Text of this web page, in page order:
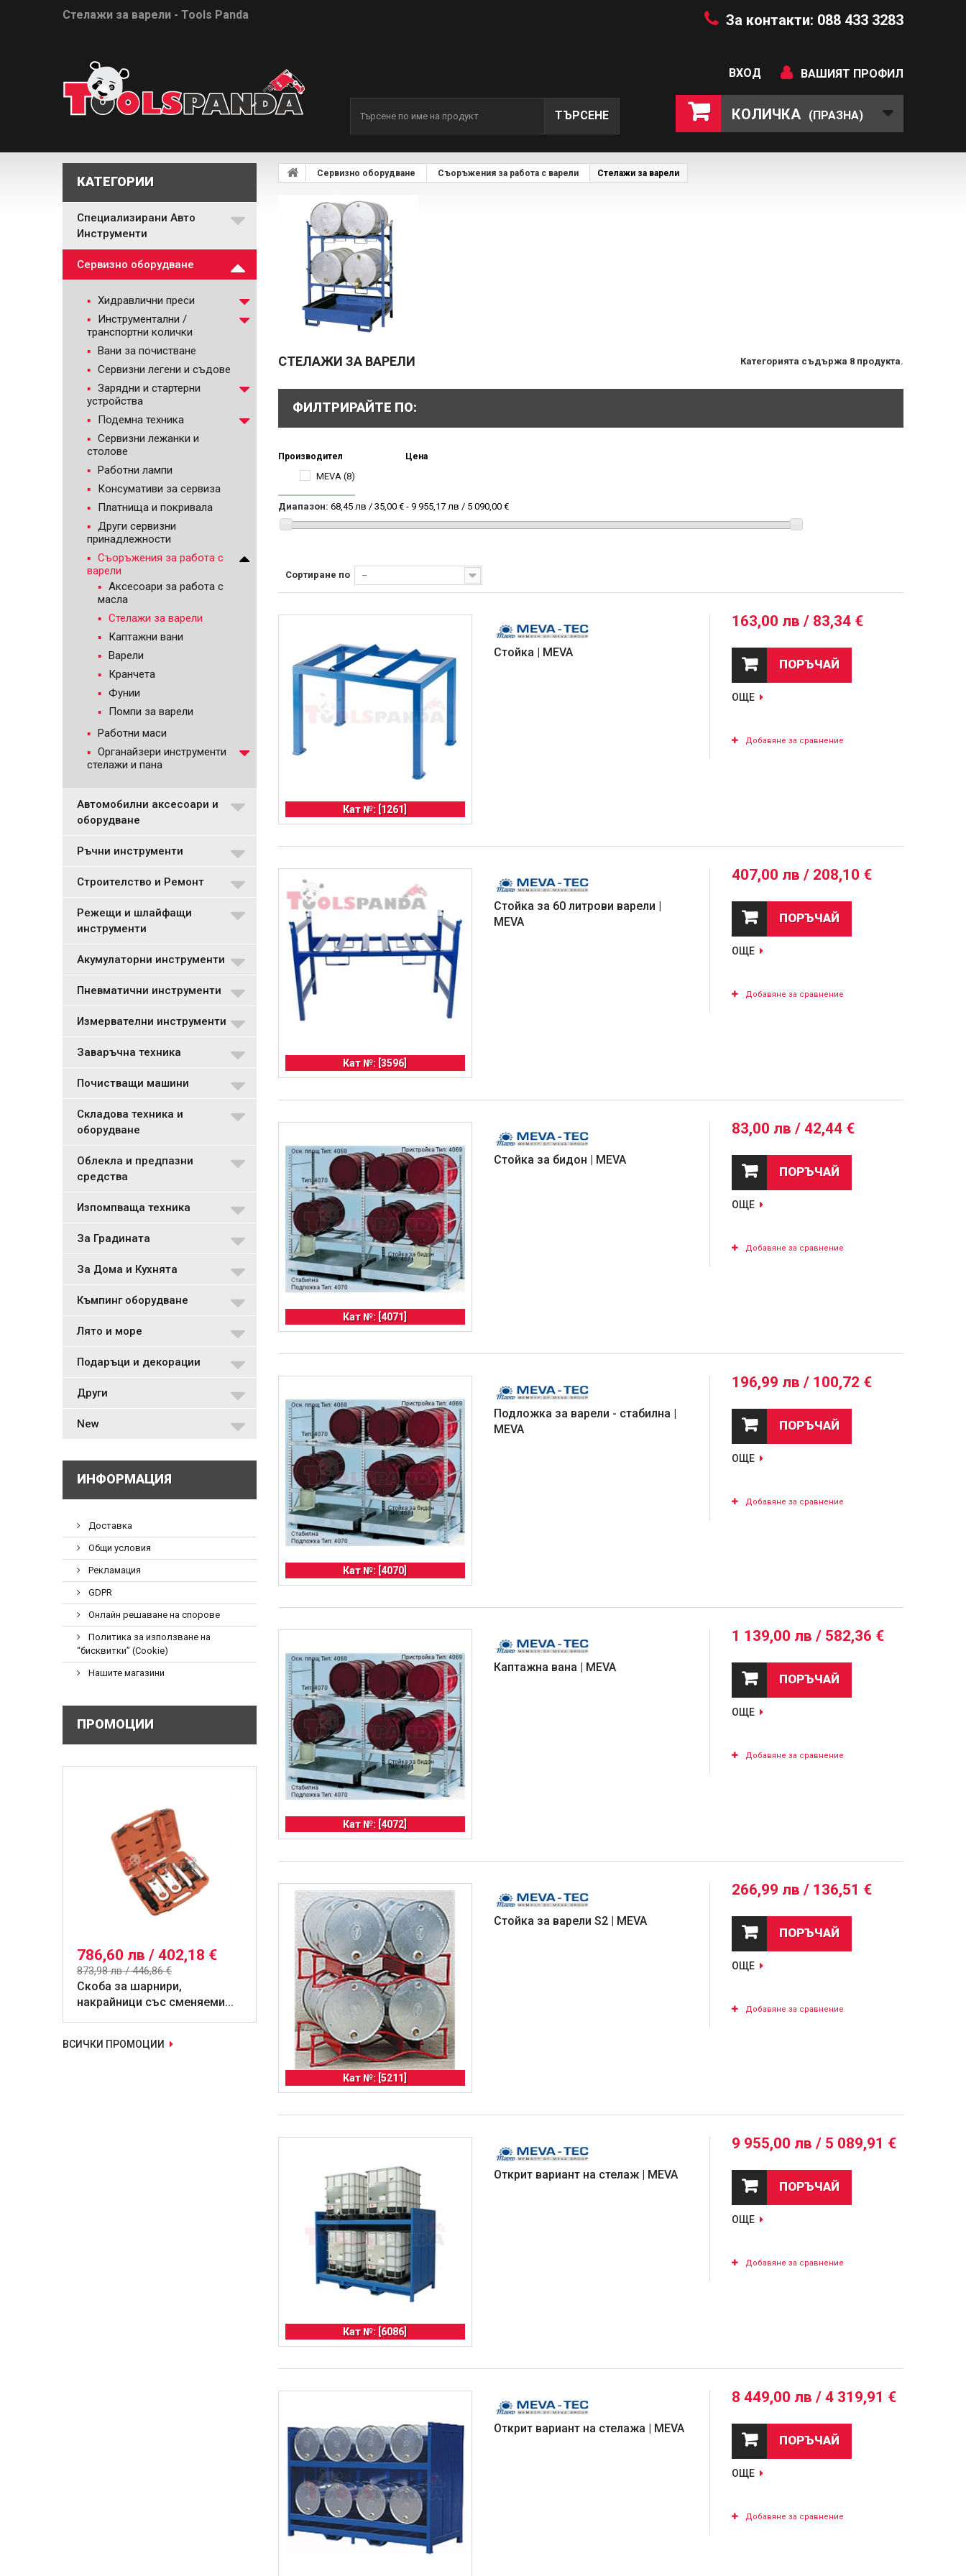
Стелажи за варели - Tools Panda За контакти: 088 433 3283
ВАШИЯТ ПРОФИЛ
ВХОД
КОЛИЧКА (ПРАЗНА)
ТЪРСЕНЕ
КАТЕГОРИИ
Специализирани Авто
Инструменти
Сервизно оборудване
Хидравлични преси
Инструментални /
транспортни колички
Вани за почистване
Сервизни легени и съдове
Зарядни и стартерни
устройства
Подемна техника
Сервизни лежанки и
столове
Работни лампи
Консумативи за сервиза
Платнища и покривала
Други сервизни
принадлежности
Съоръжения за работа с
варели
Аксесоари за работа с
масла
Стелажи за варели
Каптажни вани
Варели
Кранчета
Фунии
Помпи за варели
Работни маси
Органайзери инструменти
стелажи и пана
Автомобилни аксесоари и
оборудване
Ръчни инструменти
Строителство и Ремонт
Режещи и шлайфащи
инструменти
Акумулаторни инструменти
Пневматични инструменти
Измервателни инструменти
Заваръчна техника
Почистващи машини
Складова техника и
оборудване
Облекла и предпазни
средства
Изпомпваща техника
За Градината
За Дома и Кухнята
Къмпинг оборудване
Лято и море
Подаръци и декорации
Други
New
ИНФОРМАЦИЯ
Доставка
Общи условия
Рекламация
GDPR
Онлайн решаване на спорове
Политика за използване на
“бисквитки” (Cookie)
Нашите магазини
ПРОМОЦИИ
786,60 лв / 402,18 €
873,98 лв / 446,86 €
Скоба за шарнири,
накрайници със сменяеми...
ВСИЧКИ ПРОМОЦИИ
Сервизно оборудване Съоръжения за работа с варели Стелажи за варели
СТЕЛАЖИ ЗА ВАРЕЛИ Категорията съдържа 8 продукта.
ФИЛТРИРАЙТЕ ПО:
Производител
MEVA (8)
Цена
Диапазон: 68,45 лв / 35,00 € - 9 955,17 лв / 5 090,00 €
Сортиране по --
Кат №: [1261]
Стойка | MEVA
163,00 лв / 83,34 €
ПОРЪЧАЙ
ОЩЕ
Добавяне за сравнение
Кат №: [3596]
Стойка за 60 литрови варели |
MEVA
407,00 лв / 208,10 €
ПОРЪЧАЙ
ОЩЕ
Добавяне за сравнение
Кат №: [4071]
Стойка за бидон | MEVA
83,00 лв / 42,44 €
ПОРЪЧАЙ
ОЩЕ
Добавяне за сравнение
Кат №: [4070]
Подложка за варели - стабилна |
MEVA
196,99 лв / 100,72 €
ПОРЪЧАЙ
ОЩЕ
Добавяне за сравнение
Кат №: [4072]
Каптажна вана | MEVA
1 139,00 лв / 582,36 €
ПОРЪЧАЙ
ОЩЕ
Добавяне за сравнение
Кат №: [5211]
Стойка за варели S2 | MEVA
266,99 лв / 136,51 €
ПОРЪЧАЙ
ОЩЕ
Добавяне за сравнение
Кат №: [6086]
Открит вариант на стелаж | MEVA
9 955,00 лв / 5 089,91 €
ПОРЪЧАЙ
ОЩЕ
Добавяне за сравнение
Открит вариант на стелажа | MEVA
8 449,00 лв / 4 319,91 €
ПОРЪЧАЙ
ОЩЕ
Добавяне за сравнение